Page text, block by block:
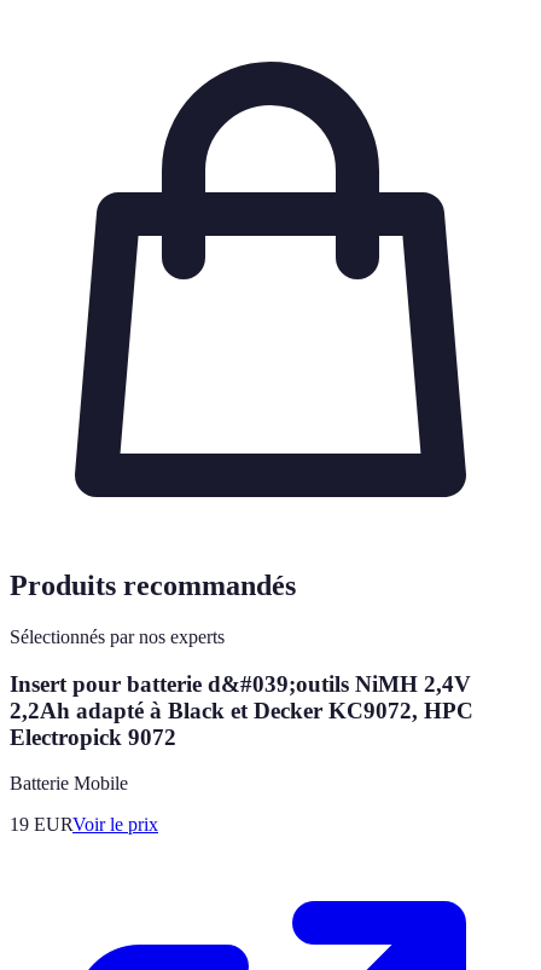
Produits recommandés
Sélectionnés par nos experts
Insert pour batterie d&#039;outils NiMH 2,4V
2,2Ah adapté à Black et Decker KC9072, HPC
Electropick 9072
Batterie Mobile
19 EURVoir le prix